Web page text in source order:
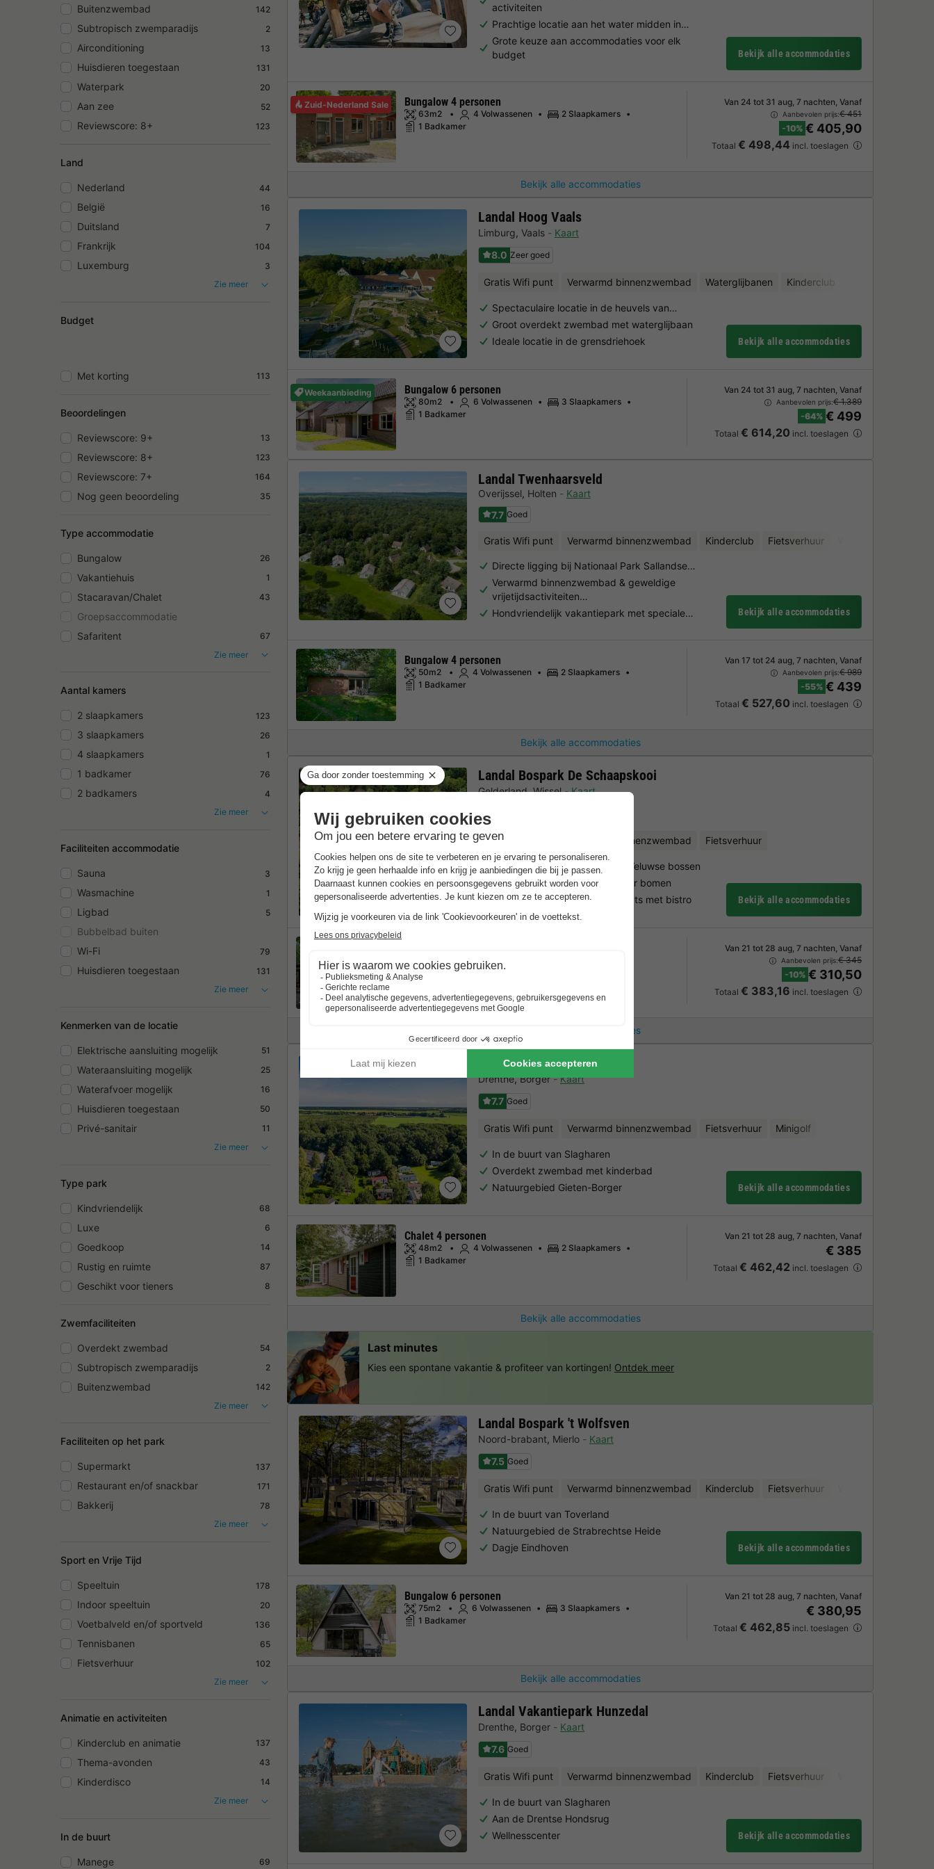
Buitenzwembad 142
Subtropisch zwemparadijs 2
Airconditioning 13
Huisdieren toegestaan 131
Waterpark 20
Aan zee 52
Reviewscore: 8+ 123
Land
Nederland 44
België 16
Duitsland 7
Frankrijk 104
Luxemburg
3
Zie meer
Budget
Met korting 113
Beoordelingen
Reviewscore: 9+ 13
Reviewscore: 8+ 123
Reviewscore: 7+ 164
Nog geen beoordeling 35
Type accommodatie
Bungalow 26
Vakantiehuis 1
Stacaravan/Chalet 43
Groepsaccommodatie
Safaritent
67
Zie meer
Aantal kamers
2 slaapkamers 123
3 slaapkamers 26
4 slaapkamers 1
1 badkamer 76
2 badkamers
4
Zie meer
Faciliteiten accommodatie
Sauna 3
Wasmachine 1
Ligbad 5
Bubbelbad buiten
Wi-Fi
79
Huisdieren toegestaan
131
Zie meer
Kenmerken van de locatie
Elektrische aansluiting mogelijk 51
Wateraansluiting mogelijk 25
Waterafvoer mogelijk 16
Huisdieren toegestaan 50
Privé-sanitair
11
Zie meer
Type park
Kindvriendelijk 68
Luxe 6
Goedkoop 14
Rustig en ruimte 87
Geschikt voor tieners 8
Zwemfaciliteiten
Overdekt zwembad 54
Subtropisch zwemparadijs 2
Buitenzwembad
142
Zie meer
Faciliteiten op het park
Supermarkt 137
Restaurant en/of snackbar 171
Bakkerij
78
Zie meer
Sport en Vrije Tijd
Speeltuin 178
Indoor speeltuin 20
Voetbalveld en/of sportveld 136
Tennisbanen 65
Fietsverhuur
102
Zie meer
Animatie en activiteiten
Kinderclub en animatie 137
Thema-avonden 43
Kinderdisco
14
Zie meer
In de buurt
Manege 69
activiteiten
Prachtige locatie aan het water midden in…
Grote keuze aan accommodaties voor elk
budget
Bekijk alle accommodaties
Bekijk alle accommodaties
Zuid-Nederland Sale Bungalow 4 personen
63m2 4 Volwassenen
2 Slaapkamers
1 Badkamer
Van 24 tot 31 aug, 7 nachten, Vanaf
Aanbevolen prijs:€ 451
-10% € 405,90
Totaal € 498,44 incl. toeslagen
Landal Hoog Vaals
Limburg, Vaals
Kaart
8.0 Zeer goed
Gratis Wifi punt Verwarmd binnenzwembad Waterglijbanen Kinderclub
Spectaculaire locatie in de heuvels van…
Groot overdekt zwembad met waterglijbaan
Ideale locatie in de grensdriehoek
Bekijk alle accommodaties
Weekaanbieding Bungalow 6 personen
80m2 6 Volwassenen
3 Slaapkamers
1 Badkamer
Van 24 tot 31 aug, 7 nachten, Vanaf
Aanbevolen prijs:€ 1.389
-64% € 499
Totaal € 614,20 incl. toeslagen
Landal Twenhaarsveld
Overijssel, Holten
Kaart
7.7 Goed
Gratis Wifi punt Verwarmd binnenzwembad Kinderclub Fietsverhuur
Directe ligging bij Nationaal Park Sallandse…
Verwarmd binnenzwembad & geweldige
vrijetijdsactiviteiten…
Hondvriendelijk vakantiepark met speciale…
Bekijk alle accommodaties
Bekijk alle accommodaties
Bungalow 4 personen
50m2 4 Volwassenen
2 Slaapkamers
1 Badkamer
Van 17 tot 24 aug, 7 nachten, Vanaf
Aanbevolen prijs:€ 989
-55% € 439
Totaal € 527,60 incl. toeslagen
Landal Bospark De Schaapskooi
Gelderland,Wissel
Kaart
Gratis Wifi punt Verwarmd binnenzwembad Fietsverhuur
Perfecte locatie midden in de Veluwse bossen
Rustig, autovrij en omringd door bomen
Binnenzwembad en binnenplaats met bistro
Bekijk alle accommodaties
Bekijk alle accommodaties
54m2 6 Volwassenen
1 Badkamer
Van 21 tot 28 aug, 7 nachten, Vanaf
Aanbevolen prijs:€ 345
-10% € 310,50
Totaal € 383,16 incl. toeslagen
Landal Bospark Lunsbergen
Drenthe,Borger
Kaart
7.7 Goed
Gratis Wifi punt Verwarmd binnenzwembad Fietsverhuur Minigolf
In de buurt van Slagharen
Overdekt zwembad met kinderbad
Natuurgebied Gieten-Borger
Bekijk alle accommodaties
Bekijk alle accommodaties
Chalet 4 personen
48m2 4 Volwassenen
2 Slaapkamers
1 Badkamer
Van 21 tot 28 aug, 7 nachten, Vanaf
€ 385
Totaal € 462,42 incl. toeslagen
Landal Bospark 't Wolfsven
Noord-brabant, Mierlo
Kaart
7.5 Goed
Gratis Wifi punt Verwarmd binnenzwembad Kinderclub Fietsverhuur
In de buurt van Toverland
Natuurgebied de Strabrechtse Heide
Dagje Eindhoven
Bekijk alle accommodaties
Bekijk alle accommodaties
Bungalow 6 personen
75m2 6 Volwassenen
3 Slaapkamers
1 Badkamer
Van 21 tot 28 aug, 7 nachten, Vanaf
€ 380,95
Totaal € 462,85 incl. toeslagen
Landal Vakantiepark Hunzedal
Drenthe, Borger
Kaart
7.6 Goed
Gratis Wifi punt Verwarmd binnenzwembad Kinderclub Fietsverhuur
In de buurt van Slagharen
Aan de Drentse Hondsrug
Wellnesscenter
Bekijk alle accommodaties
Last minutes
Kies een spontane vakantie & profiteer van kortingen! Ontdek meer